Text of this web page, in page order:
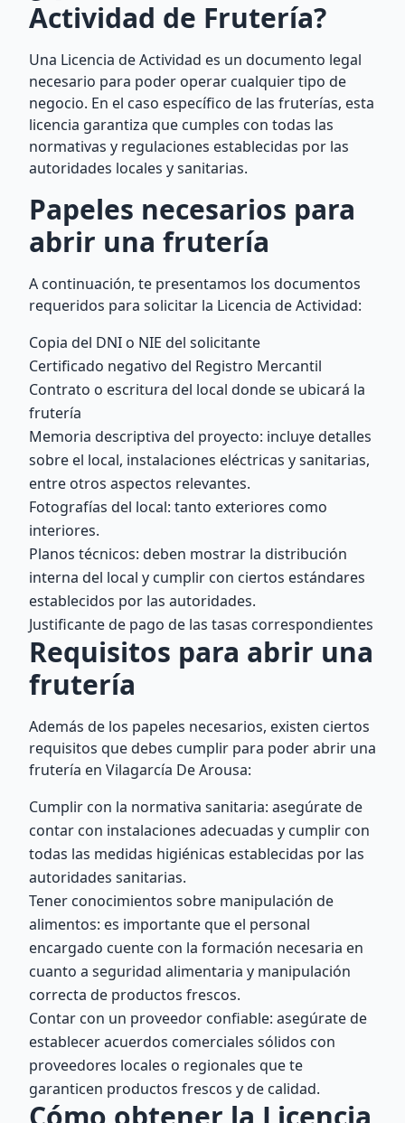
Actividad de Frutería?
Una Licencia de Actividad es un documento legal
necesario para poder operar cualquier tipo de
negocio. En el caso específico de las fruterías, esta
licencia garantiza que cumples con todas las
normativas y regulaciones establecidas por las
autoridades locales y sanitarias.
Papeles necesarios para
abrir una frutería
A continuación, te presentamos los documentos
requeridos para solicitar la Licencia de Actividad:
Copia del DNI o NIE del solicitante
Certificado negativo del Registro Mercantil
Contrato o escritura del local donde se ubicará la
frutería
Memoria descriptiva del proyecto: incluye detalles
sobre el local, instalaciones eléctricas y sanitarias,
entre otros aspectos relevantes.
Fotografías del local: tanto exteriores como
interiores.
Planos técnicos: deben mostrar la distribución
interna del local y cumplir con ciertos estándares
establecidos por las autoridades.
Justificante de pago de las tasas correspondientes
Requisitos para abrir una
frutería
Además de los papeles necesarios, existen ciertos
requisitos que debes cumplir para poder abrir una
frutería en Vilagarcía De Arousa:
Cumplir con la normativa sanitaria: asegúrate de
contar con instalaciones adecuadas y cumplir con
todas las medidas higiénicas establecidas por las
autoridades sanitarias.
Tener conocimientos sobre manipulación de
alimentos: es importante que el personal
encargado cuente con la formación necesaria en
cuanto a seguridad alimentaria y manipulación
correcta de productos frescos.
Contar con un proveedor confiable: asegúrate de
establecer acuerdos comerciales sólidos con
proveedores locales o regionales que te
garanticen productos frescos y de calidad.